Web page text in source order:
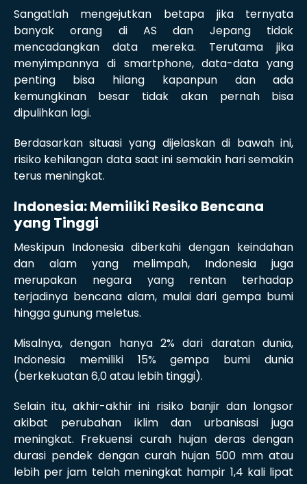
Sangatlah mengejutkan betapa jika ternyata
banyak orang di AS dan Jepang tidak
mencadangkan data mereka. Terutama jika
menyimpannya di smartphone, data-data yang
penting bisa hilang kapanpun dan ada
kemungkinan besar tidak akan pernah bisa
dipulihkan lagi.
Berdasarkan situasi yang dijelaskan di bawah ini,
risiko kehilangan data saat ini semakin hari semakin
terus meningkat.
Indonesia: Memiliki Resiko Bencana
yang Tinggi
Meskipun Indonesia diberkahi dengan keindahan
dan alam yang melimpah, Indonesia juga
merupakan negara yang rentan terhadap
terjadinya bencana alam, mulai dari gempa bumi
hingga gunung meletus.
Misalnya, dengan hanya 2% dari daratan dunia,
Indonesia memiliki 15% gempa bumi dunia
(berkekuatan 6,0 atau lebih tinggi).
Selain itu, akhir-akhir ini risiko banjir dan longsor
akibat perubahan iklim dan urbanisasi juga
meningkat. Frekuensi curah hujan deras dengan
durasi pendek dengan curah hujan 500 mm atau
lebih per jam telah meningkat hampir 1,4 kali lipat